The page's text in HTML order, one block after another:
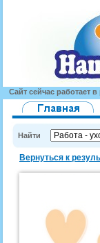
Сайт сейчас работает
Найти
Вернуться к